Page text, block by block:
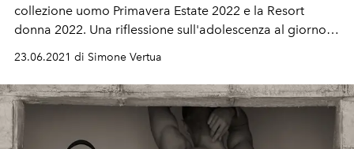
collezione uomo Primavera Estate 2022 e la Resort
donna 2022. Una riflessione sull'adolescenza al giorno
d'oggi con alcuni ricordi d'infanzia del designer
23.06.2021 di Simone Vertua